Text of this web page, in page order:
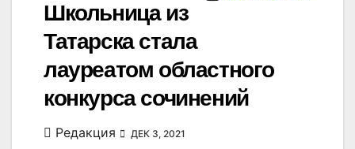
Школьница из
Татарска стала
лауреатом областного
конкурса сочинений
Редакция ДЕК 3, 2021